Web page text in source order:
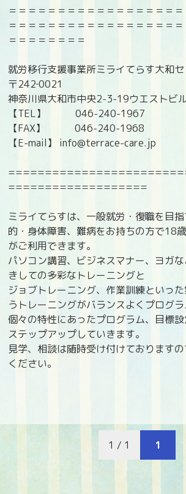
＝＝＝＝＝＝＝＝＝＝＝＝＝＝＝＝＝
＝＝＝＝＝＝＝＝＝＝＝＝＝＝＝＝＝
＝＝＝＝＝＝＝＝
就労移行支援事業所ミライてらす大和
〒242‐0021
神奈川県大和市中央2-3-19ウエストビ
【TEL】 046-240-1967
【FAX】 046-240-1968
【E-mail】 info@terrace-care.jp
===================
ミライてらすは、一般就労・復職を目
的・身体障害、難病をお持ちの方で18
がご利用できます。
パソコン講習、ビジネスマナー、ヨガ
きしての多彩なトレーニングと
ジョブトレーニング、作業訓練といっ
うトレーニングがバランスよくプログラ
個々の特性にあったプログラム、目標
ステップアップしていきます。
見学、相談は随時受け付けております
ください。
1 / 1 1